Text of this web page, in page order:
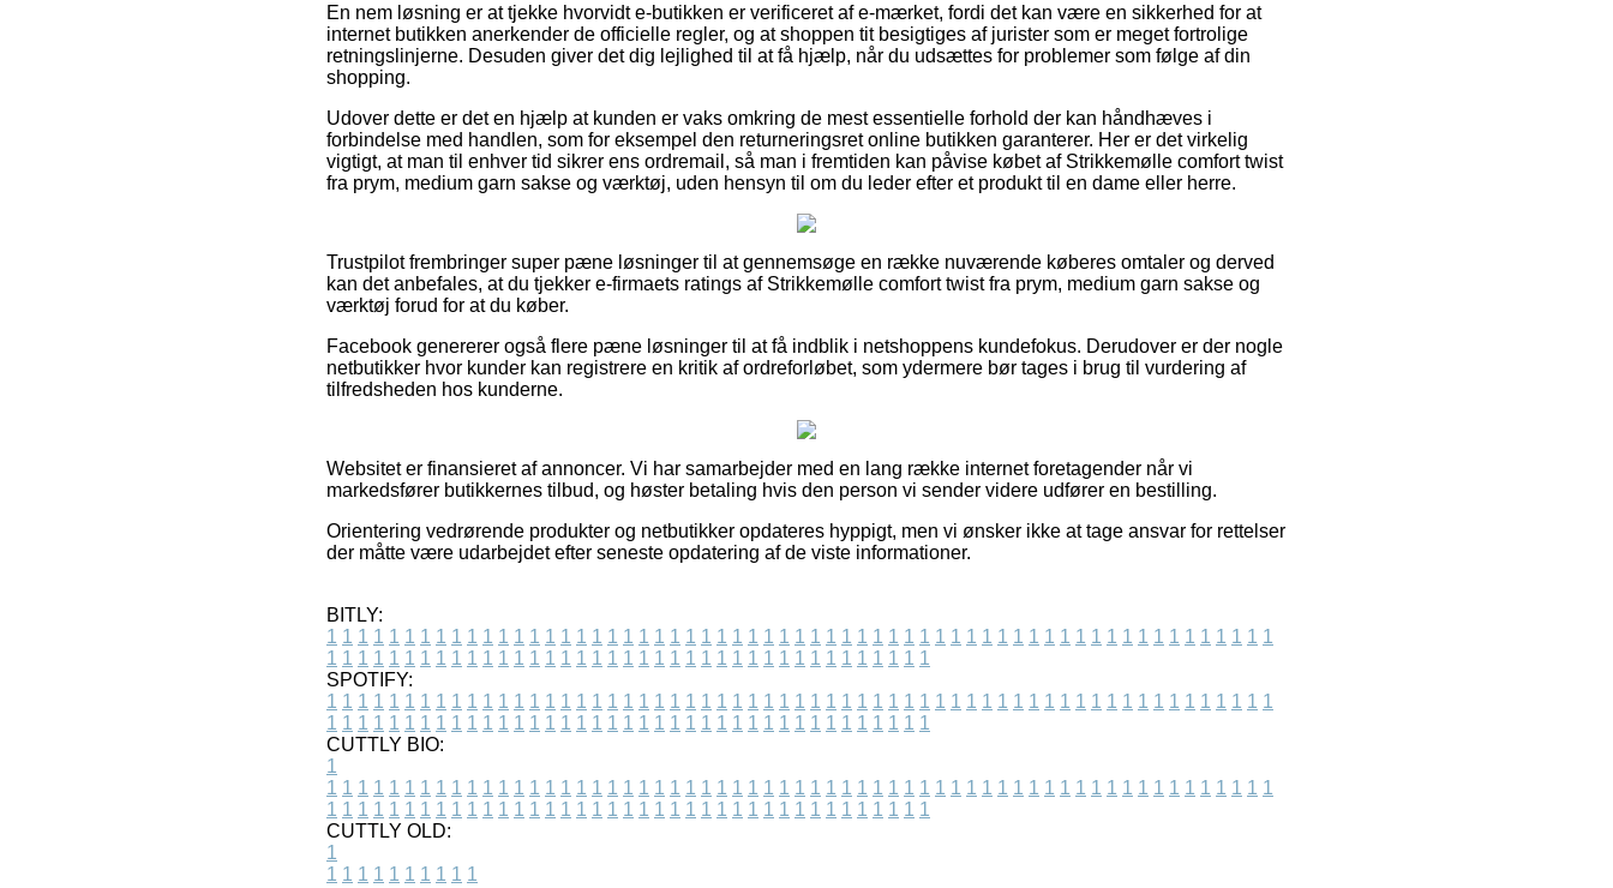
En nem løsning er at tjekke hvorvidt e-butikken er verificeret af e-mærket, fordi det kan være en sikkerhed for at
internet butikken anerkender de officielle regler, og at shoppen tit besigtiges af jurister som er meget fortrolige
retningslinjerne. Desuden giver det dig lejlighed til at få hjælp, når du udsættes for problemer som følge af din
shopping.
Udover dette er det en hjælp at kunden er vaks omkring de mest essentielle forhold der kan håndhæves i
forbindelse med handlen, som for eksempel den returneringsret online butikken garanterer. Her er det virkelig
vigtigt, at man til enhver tid sikrer ens ordremail, så man i fremtiden kan påvise købet af Strikkemølle comfort twist
fra prym, medium garn sakse og værktøj, uden hensyn til om du leder efter et produkt til en dame eller herre.
Trustpilot frembringer super pæne løsninger til at gennemsøge en række nuværende køberes omtaler og derved
kan det anbefales, at du tjekker e-firmaets ratings af Strikkemølle comfort twist fra prym, medium garn sakse og
værktøj forud for at du køber.
Facebook genererer også flere pæne løsninger til at få indblik i netshoppens kundefokus. Derudover er der nogle
netbutikker hvor kunder kan registrere en kritik af ordreforløbet, som ydermere bør tages i brug til vurdering af
tilfredsheden hos kunderne.
Websitet er finansieret af annoncer. Vi har samarbejder med en lang række internet foretagender når vi
markedsfører butikkernes tilbud, og høster betaling hvis den person vi sender videre udfører en bestilling.
Orientering vedrørende produkter og netbutikker opdateres hyppigt, men vi ønsker ikke at tage ansvar for rettelser
der måtte være udarbejdet efter seneste opdatering af de viste informationer.
BITLY:
1 1 1 1 1 1 1 1 1 1 1 1 1 1 1 1 1 1 1 1 1 1 1 1 1 1 1 1 1 1 1 1 1 1 1 1 1 1 1 1 1 1 1 1 1 1 1 1 1 1 1 1 1 1 1 1 1 1 1 1 1
1 1 1 1 1 1 1 1 1 1 1 1 1 1 1 1 1 1 1 1 1 1 1 1 1 1 1 1 1 1 1 1 1 1 1 1 1 1 1
SPOTIFY:
1 1 1 1 1 1 1 1 1 1 1 1 1 1 1 1 1 1 1 1 1 1 1 1 1 1 1 1 1 1 1 1 1 1 1 1 1 1 1 1 1 1 1 1 1 1 1 1 1 1 1 1 1 1 1 1 1 1 1 1 1
1 1 1 1 1 1 1 1 1 1 1 1 1 1 1 1 1 1 1 1 1 1 1 1 1 1 1 1 1 1 1 1 1 1 1 1 1 1 1
CUTTLY BIO:
1
1 1 1 1 1 1 1 1 1 1 1 1 1 1 1 1 1 1 1 1 1 1 1 1 1 1 1 1 1 1 1 1 1 1 1 1 1 1 1 1 1 1 1 1 1 1 1 1 1 1 1 1 1 1 1 1 1 1 1 1 1
1 1 1 1 1 1 1 1 1 1 1 1 1 1 1 1 1 1 1 1 1 1 1 1 1 1 1 1 1 1 1 1 1 1 1 1 1 1 1
CUTTLY OLD:
1
1 1 1 1 1 1 1 1 1 1